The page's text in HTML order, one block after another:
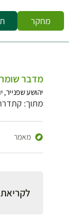
מחקר
מדבר
יהושע שפנייר,
מתוך: קתדרה
מאמר